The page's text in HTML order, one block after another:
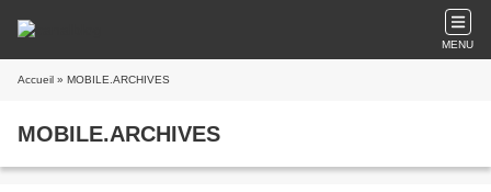
MENU
Accueil » MOBILE.ARCHIVES
MOBILE.ARCHIVES